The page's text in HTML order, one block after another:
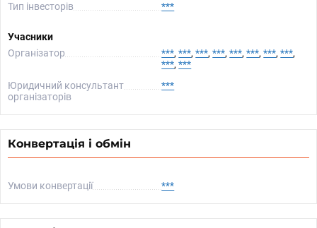
Тип інвесторів
***
Учасники
Організатор
***, ***, ***, ***, ***, ***, ***, ***,
***, ***
Юридичний консультант
організаторів
***
Конвертація і обмін
Умови конвертації ***